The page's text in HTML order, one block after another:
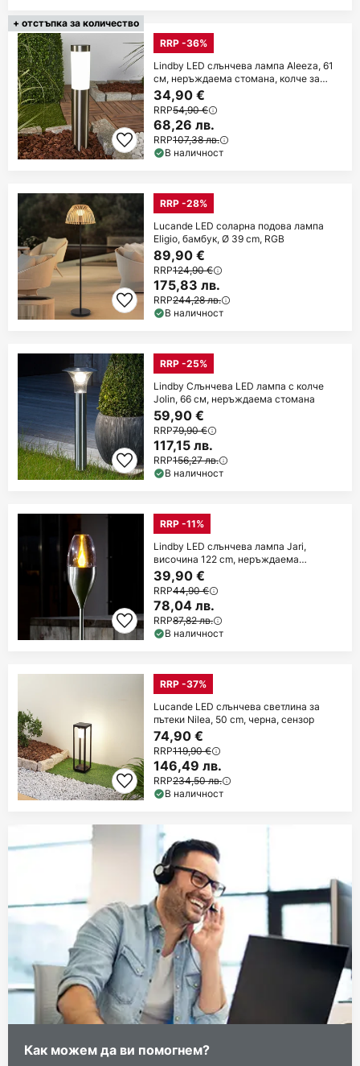
+ отстъпка за количество
RRP -36%
Lindby LED слънчева лампа Aleeza, 61
см, неръждаема стомана, колче за
забиване
34,90 €
RRP54,90 €
68,26 лв.
RRP107,38 лв.
В наличност
RRP -28%
Lucande LED соларна подова лампа
Eligio, бамбук, Ø 39 cm, RGB
89,90 €
RRP124,90 €
175,83 лв.
RRP244,28 лв.
В наличност
RRP -25%
Lindby Слънчева LED лампа с колче
Jolin, 66 см, неръждаема стомана
59,90 €
RRP79,90 €
117,15 лв.
RRP156,27 лв.
В наличност
RRP -11%
Lindby LED слънчева лампа Jari,
височина 122 cm, неръждаема
стомана, прозрачна
39,90 €
RRP44,90 €
78,04 лв.
RRP87,82 лв.
В наличност
RRP -37%
Lucande LED слънчева светлина за
пътеки Nilea, 50 cm, черна, сензор
74,90 €
RRP119,90 €
146,49 лв.
RRP234,50 лв.
В наличност
Как можем да ви помогнем?